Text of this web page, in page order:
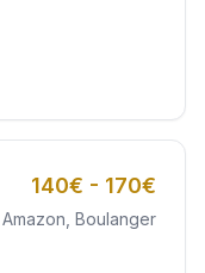
140€ - 170€
Amazon, Boulanger